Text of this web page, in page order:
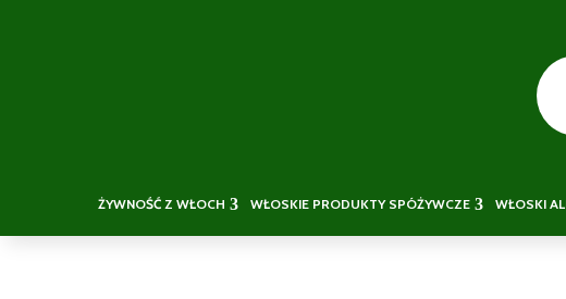
ŻYWNOŚĆ Z WŁOCH WŁOSKIE PRODUKTY SPÓŻYWCZE WŁOSKI